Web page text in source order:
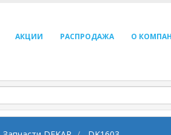
АКЦИИ РАСПРОДАЖА О